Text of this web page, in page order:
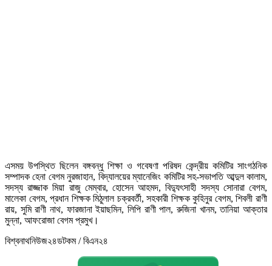
এসময় উপস্থিত ছিলেন বঙ্গবন্ধু শিক্ষা ও গবেষণা পরিষদ কেন্দ্রীয় কমিটির সাংগঠনিক
সম্পাদক হেনা বেগম নুরজাহান, বিদ্যালয়ের ম্যানেজিং কমিটির সহ-সভাপতি আব্দুল কালাম,
সদস্য রাজ্জাক মিয়া রাজু মেম্বার, হোসেন আহমদ, বিদ্যুৎসাহী সদস্য সোনারা বেগম,
মালেকা বেগম, প্রধান শিক্ষক মিঠুলাল চক্রবর্তী, সহকারী শিক্ষক কুহিনুর বেগম, শিবলী রাণী
রায়, সুমি রাণী নাথ, ফারজানা ইয়াছমিন, লিপি রাণী পাল, রুজিনা খানম, তানিয়া আক্তার
মুন্না, আফরোজা বেগম প্রমুখ।
বিশ্বনাথনিউজ২৪ডটকম / বিএন২৪